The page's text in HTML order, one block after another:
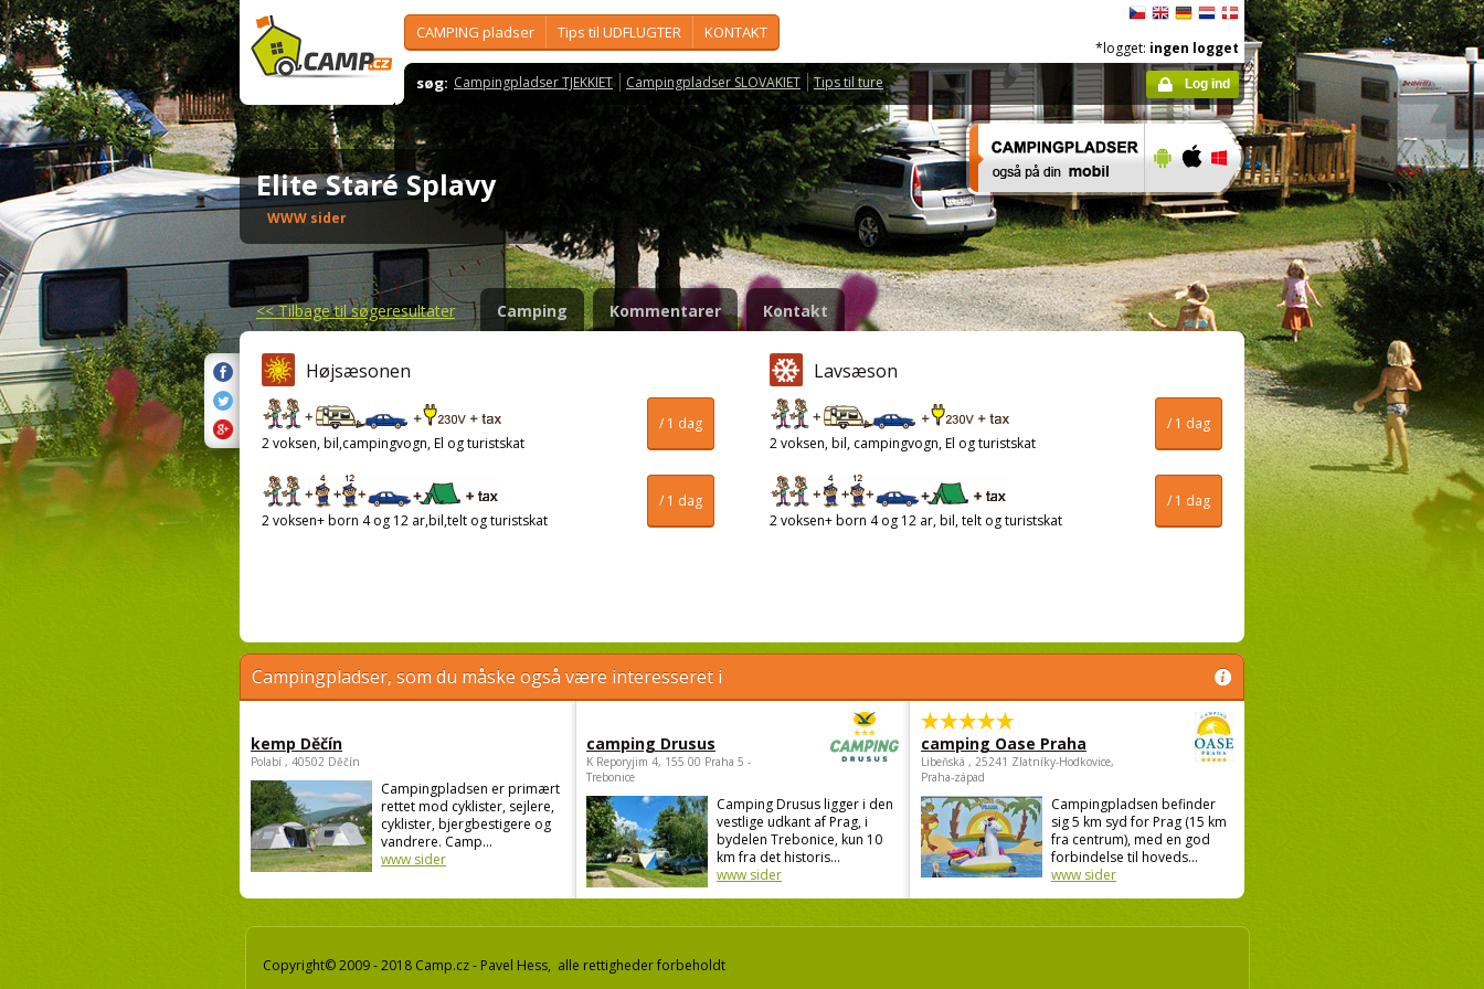
CAMPING pladser Tips til UDFLUGTER KONTAKT
søg: Campingpladser TJEKKIET Campingpladser SLOVAKIET Tips til ture
*logget: ingen logget
Log ind
Elite Staré Splavy
WWW sider
<<Tilbage til søgeresultater Camping Kommentarer Kontakt
Højsæsonen
/ 1 dag
2 voksen, bil,campingvogn, El og turistskat
/ 1 dag
2 voksen+ born 4 og 12 ar,bil,telt og turistskat
Lavsæson
/ 1 dag
2 voksen, bil, campingvogn, El og turistskat
/ 1 dag
2 voksen+ born 4 og 12 ar, bil, telt og turistskat
Campingpladser, som du måske også være interesseret i
kemp Děčín
Polabí , 40502 Děčín
Campingpladsen er primært
rettet mod cyklister, sejlere,
cyklister, bjergbestigere og
vandrere. Camp...
www sider
camping Drusus
K Reporyjim 4, 155 00 Praha 5 -
Trebonice
Camping Drusus ligger i den
vestlige udkant af Prag, i
bydelen Trebonice, kun 10
km fra det historis...
www sider
camping Oase Praha
Libeňská , 25241 Zlatníky-Hodkovice,
Praha-západ
Campingpladsen befinder
sig 5 km syd for Prag (15 km
fra centrum), med en god
forbindelse til hoveds...
www sider
Copyright© 2009 - 2018 Camp.cz - Pavel Hess, alle rettigheder forbeholdt